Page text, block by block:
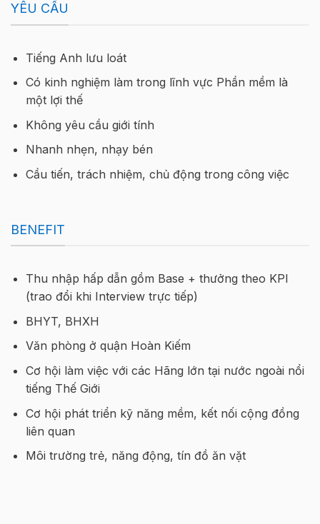
YÊU CẦU
Tiếng Anh lưu loát
Có kinh nghiệm làm trong lĩnh vực Phần mềm là
một lợi thế
Không yêu cầu giới tính
Nhanh nhẹn, nhạy bén
Cầu tiến, trách nhiệm, chủ động trong công việc
BENEFIT
Thu nhập hấp dẫn gồm Base + thưởng theo KPI
(trao đổi khi Interview trực tiếp)
BHYT, BHXH
Văn phòng ở quận Hoàn Kiếm
Cơ hội làm việc với các Hãng lớn tại nước ngoài nổi
tiếng Thế Giới
Cơ hội phát triển kỹ năng mềm, kết nối cộng đồng
liên quan
Môi trường trẻ, năng động, tín đồ ăn vặt